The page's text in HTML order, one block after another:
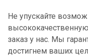
Не упускайте
заказ у нас. Мы
достигнем ваших